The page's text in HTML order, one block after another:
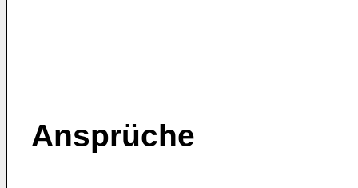
Ansprüche